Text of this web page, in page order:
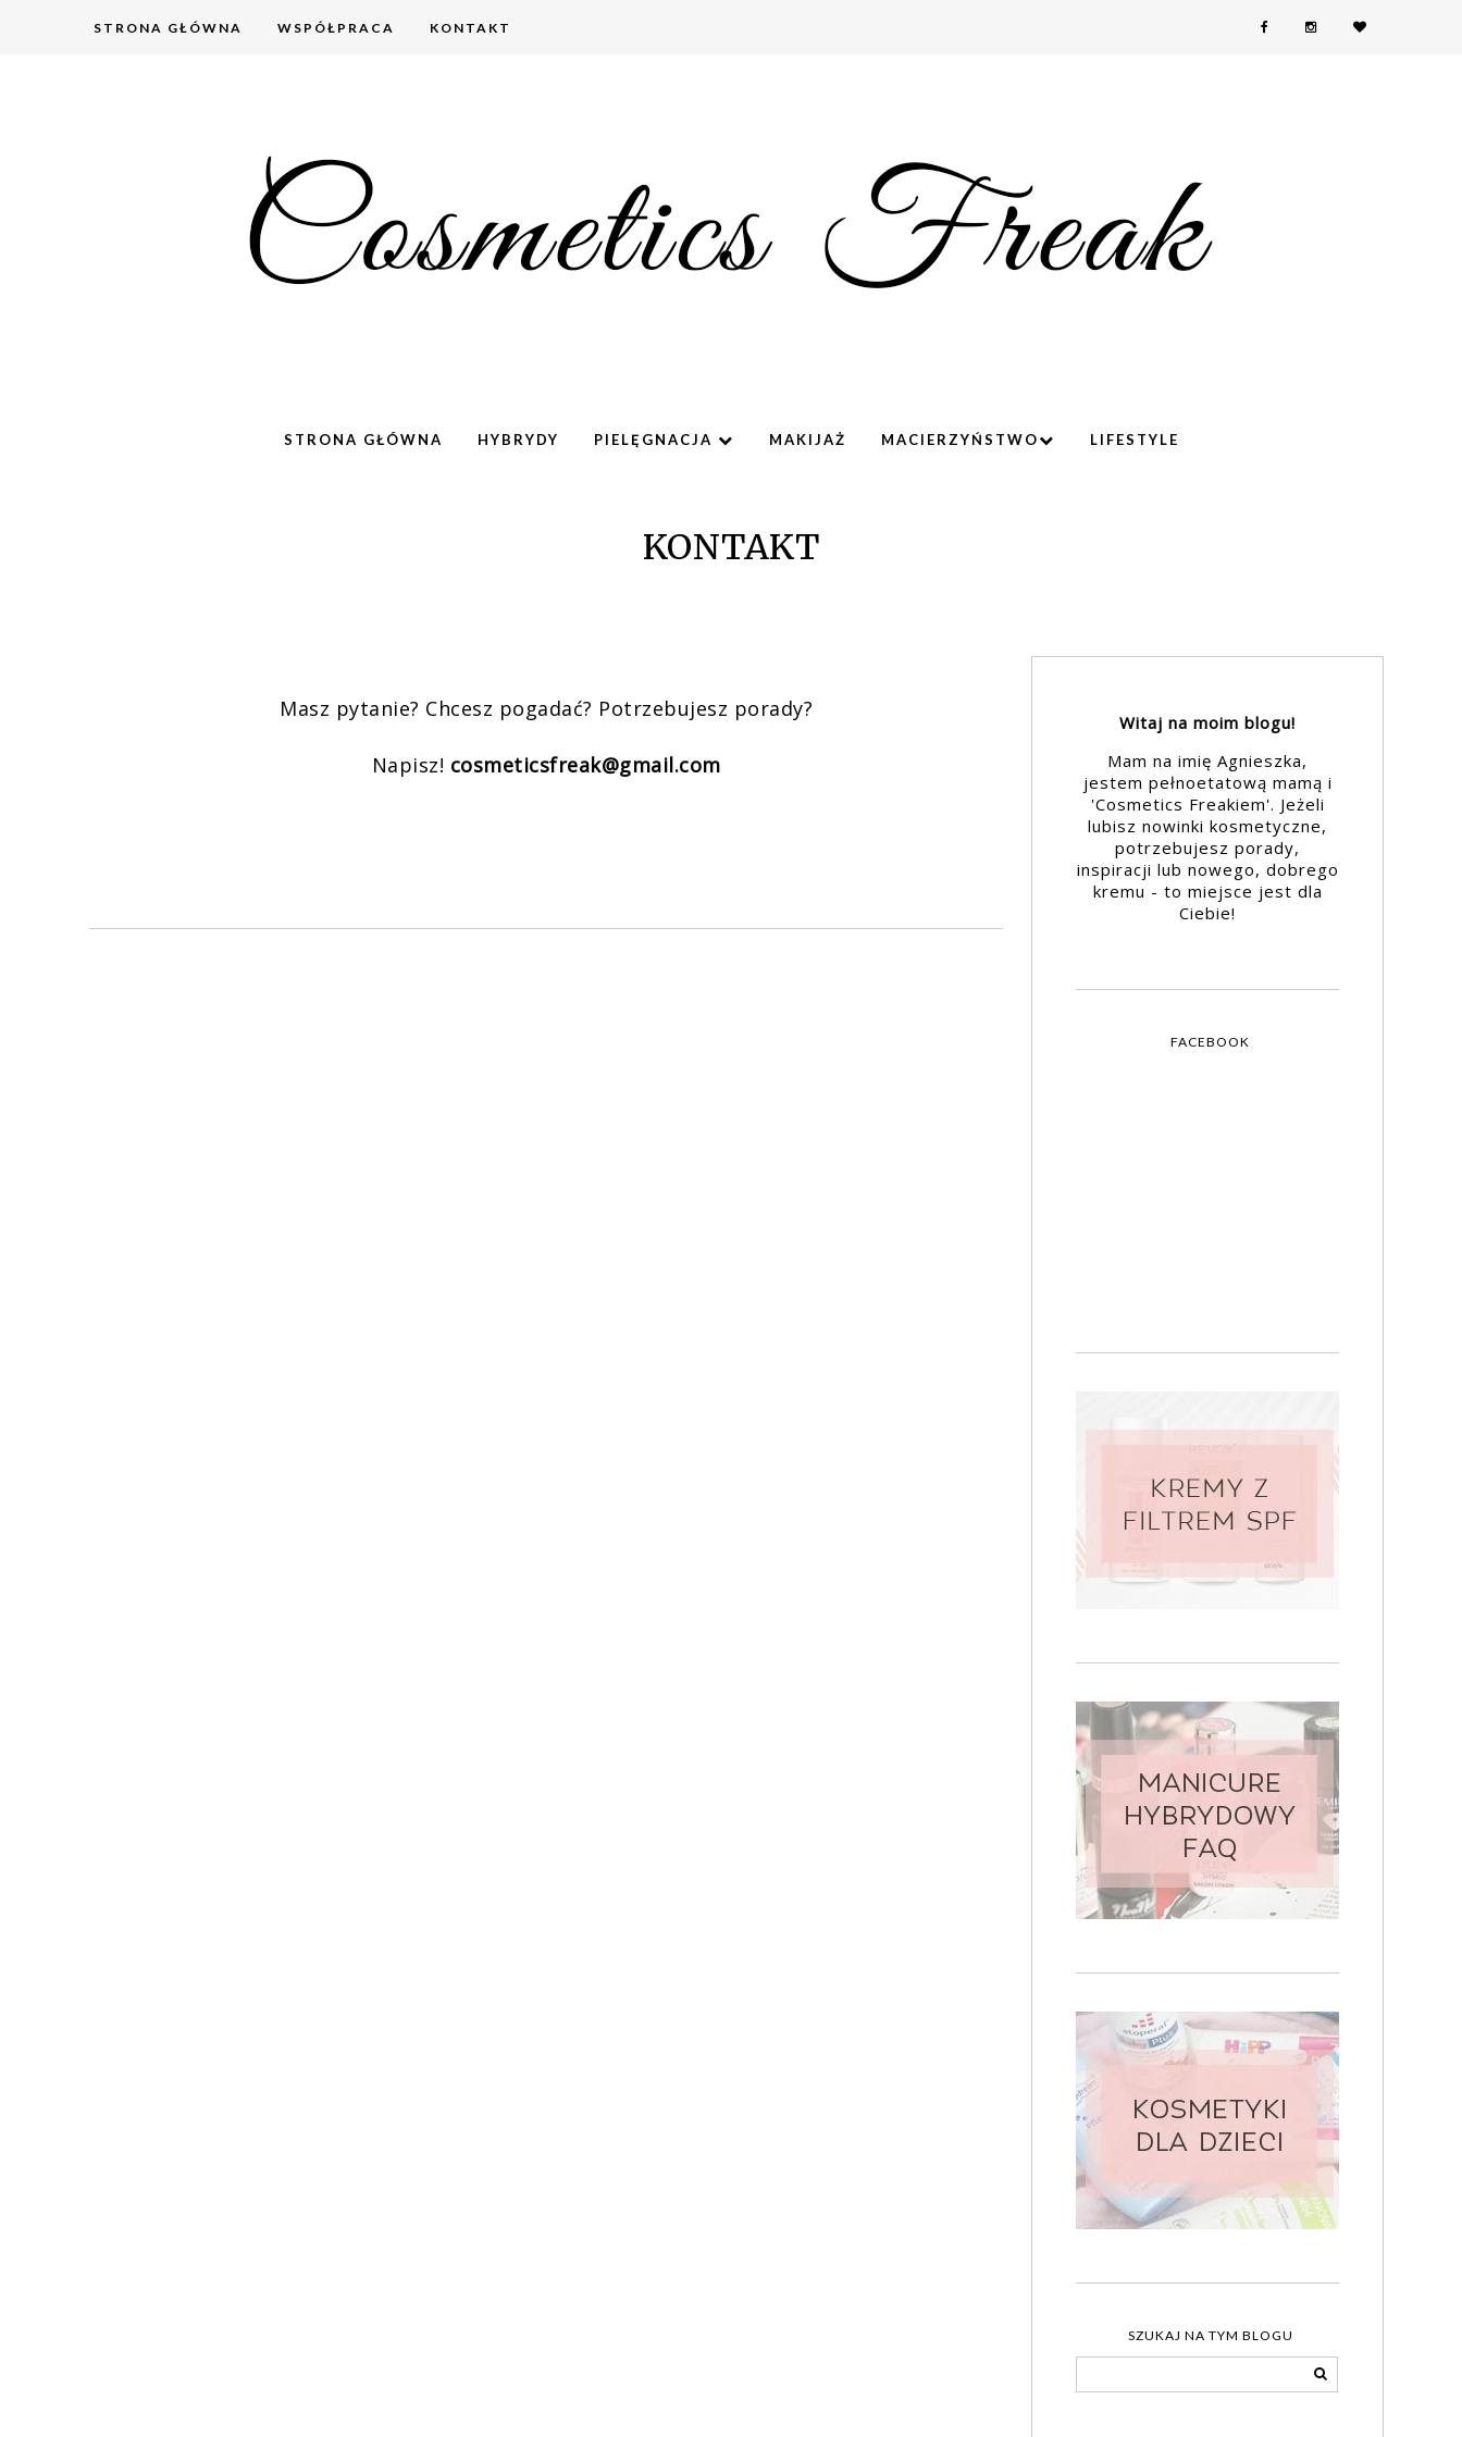
STRONA GŁÓWNA WSPÓŁPRACA KONTAKT
STRONA GŁÓWNA HYBRYDY PIELĘGNACJA MAKIJAŻ MACIERZYŃSTWO LIFESTYLE
KONTAKT
Masz pytanie? Chcesz pogadać? Potrzebujesz porady?
Napisz! cosmeticsfreak@gmail.com
Witaj na moim blogu!
Mam na imię Agnieszka,
jestem pełnoetatową mamą i
'Cosmetics Freakiem'. Jeżeli
lubisz nowinki kosmetyczne,
potrzebujesz porady,
inspiracji lub nowego, dobrego
kremu - to miejsce jest dla
Ciebie!
FACEBOOK
SZUKAJ NA TYM BLOGU